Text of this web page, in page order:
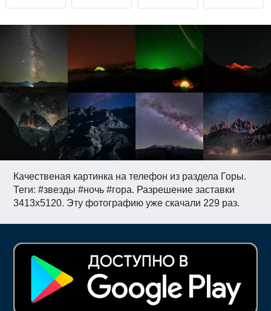
Качественая картинка на телефон из раздела Горы.
Теги: #звезды #ночь #гора. Разрешение заставки
3413x5120. Эту фотографию уже скачали 229 раз.